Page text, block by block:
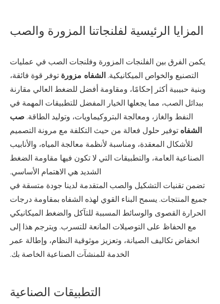
المزايا الرئيسية لفلنجاتنا المزورة والصب
يكمن الفرق بين الفلنجات المزورة وفلنجات الصب في عمليات
التصنيع والخواص الميكانيكية. الشفاه مزورة توفر قوة فائقة،
وبنية حبيبية أكثر إحكامًا، ومقاومة أفضل للضغط العالي مقارنة
ببدائل الصب، مما يجعلها الخيار المفضل للتطبيقات المهمة في
النفط والغاز، ومعالجة البتروكيماويات، وتوليد الطاقة. صب
الشفاه توفير حلول فعالة من حيث التكلفة مع مرونة التصميم
للأشكال المعقدة، ومناسبة لأنظمة معالجة المياه، والأنابيب
الصناعية العامة، والتطبيقات التي لا تكون فيها مقاومة الضغط
الشديد هي الاهتمام الأساسي.
تضمن تقنيات التشكيل والصب المتقدمة لدينا جودة متسقة في
جميع المنتجات. يسمح البناء القوي لهذه الشفاه بمقاومة درجات
الحرارة القصوى والوسائط المسببة للتآكل والضغط الميكانيكي
مع الحفاظ على التوصيلات المانعة للتسرب. ويترجم هذا إلى
انخفاض تكاليف الصيانة، وتعزيز موثوقية النظام، وإطالة عمر
الخدمة للمنشآت الصناعية الخاصة بك.
التطبيقات الصناعية